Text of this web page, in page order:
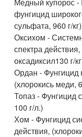
фунгицид
сульфата, 960 г/
Оксихом -
спектра
оксадиксил130 г/
Ордан - Фунгицид
(хлорокись меди,
Топаз - Фунгицид
100 г/л.)
Хом - Фунгицид
действия,